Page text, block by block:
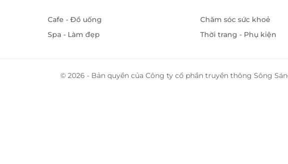
Cafe - Đồ uống
Spa - Làm đẹp
Chăm sóc sức khoẻ
Thời trang - Phụ kiện
© 2026 - Bản quyền của Công ty cổ phần truyền thông Sông